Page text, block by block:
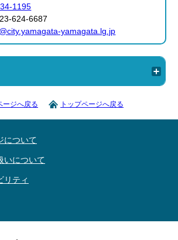
1195
624-6687
yamagata.lg.jp
ージへ戻る トップページへ戻る
について
いについて
リティ